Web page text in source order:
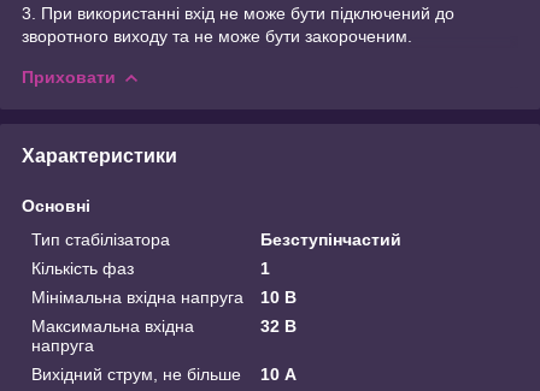
3. При використанні вхід не може бути підключений до
зворотного виходу та не може бути закороченим.
Приховати
Характеристики
Основні
Тип стабілізатора
Безступінчастий
Кількість фаз
1
Мінімальна вхідна напруга
10 В
Максимальна вхідна
напруга
32 В
Вихідний струм, не більше
10 А